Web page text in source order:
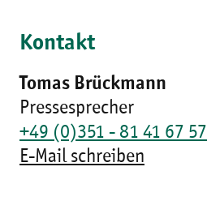
Kontakt
Tomas Brückmann
Pressesprecher
+49 (0)351 - 81 41 67 57
E-Mail schreiben